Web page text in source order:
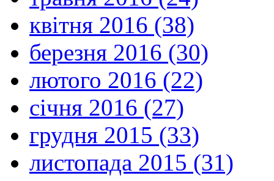
квітня 2016 (38)
березня 2016 (30)
лютого 2016 (22)
січня 2016 (27)
грудня 2015 (33)
листопада 2015 (31)